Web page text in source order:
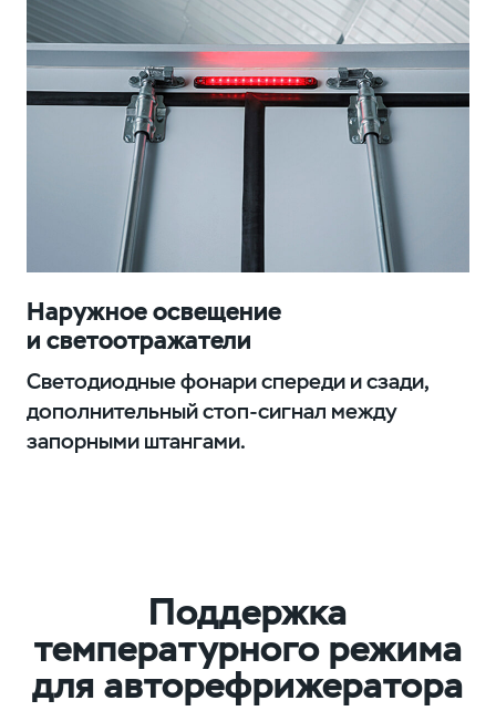
Наружное освещение
и светоотражатели
Светодиодные фонари спереди и сзади,
дополнительный стоп-сигнал между
запорными штангами.
Поддержка
температурного режима
для авторефрижератора